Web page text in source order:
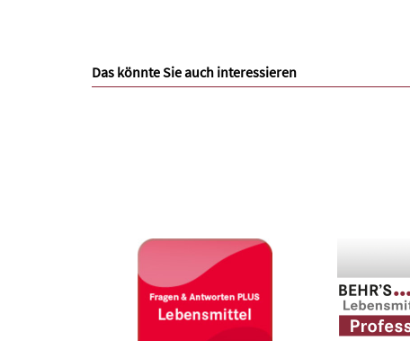
Das könnte Sie auch interessieren